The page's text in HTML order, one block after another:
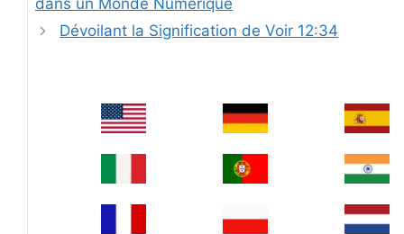
dans un Monde Numérique
Dévoilant la Signification de Voir 12:34